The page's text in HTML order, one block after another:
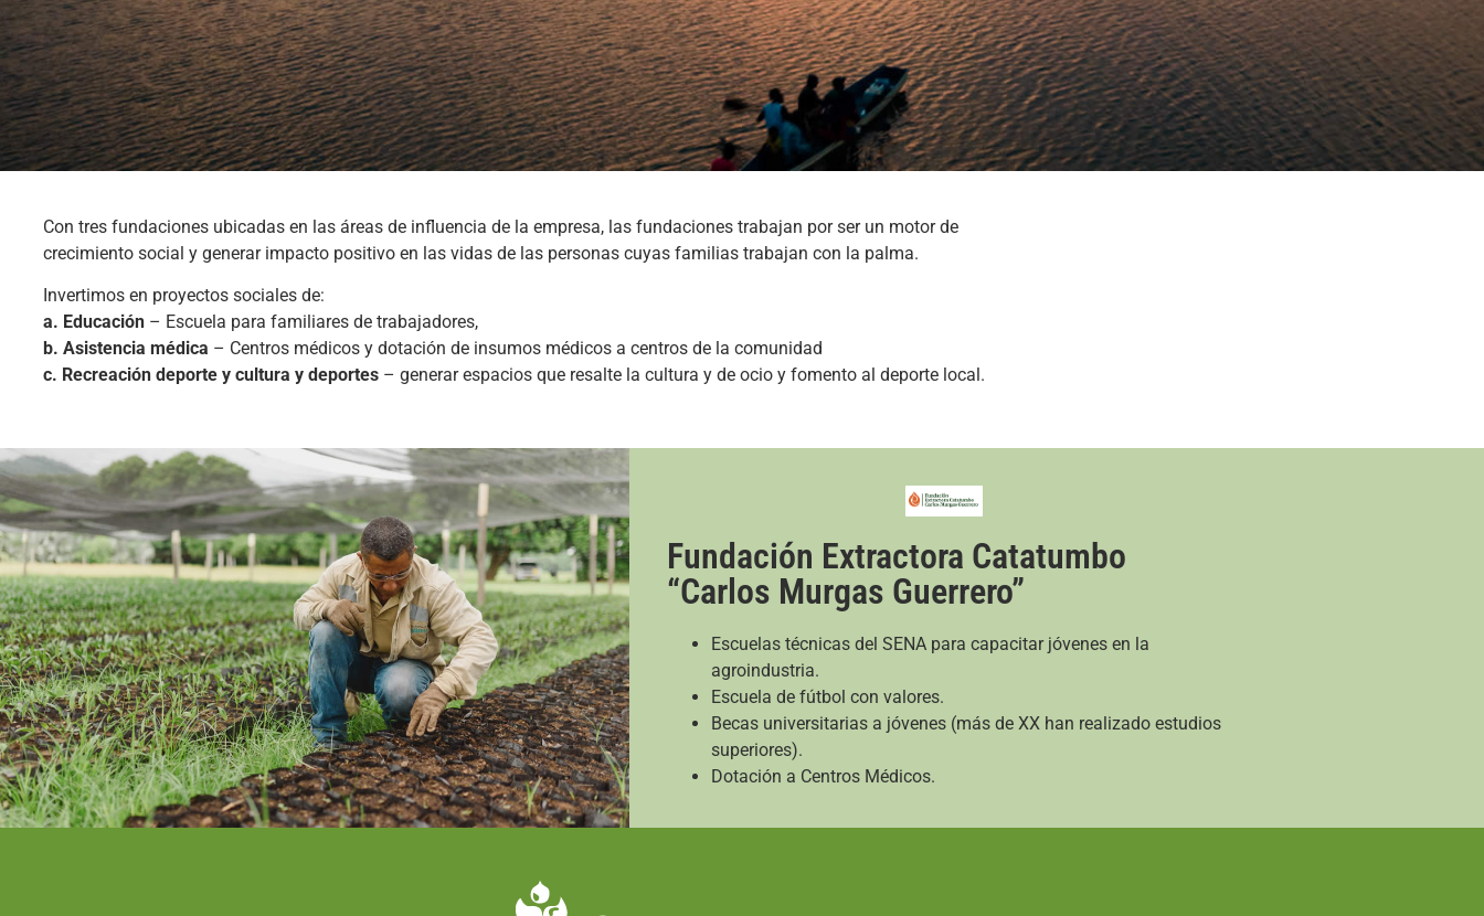
Con tres fundaciones ubicadas en las áreas de influencia de la empresa, las fundaciones trabajan por ser un motor de
crecimiento social y generar impacto positivo en las vidas de las personas cuyas familias trabajan con la palma.
Invertimos en proyectos sociales de:
a. Educación – Escuela para familiares de trabajadores,
b. Asistencia médica – Centros médicos y dotación de insumos médicos a centros de la comunidad
c. Recreación deporte y cultura y deportes – generar espacios que resalte la cultura y de ocio y fomento al deporte local.
Fundación Extractora Catatumbo
“Carlos Murgas Guerrero”
Escuelas técnicas del SENA para capacitar jóvenes en la
agroindustria.
Escuela de fútbol con valores.
Becas universitarias a jóvenes (más de XX han realizado estudios
superiores).
Dotación a Centros Médicos.